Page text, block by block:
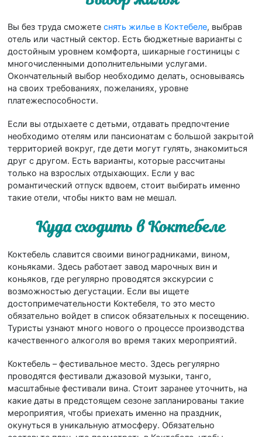
Вы без труда сможетеснять жилье в Коктебеле, выбрав
отель или частный сектор. Есть бюджетные варианты с
достойным уровнем комфорта, шикарные гостиницы с
многочисленными дополнительными услугами.
Окончательный выбор необходимо делать, основываясь
на своих требованиях, пожеланиях, уровне
платежеспособности.
Если вы отдыхаете с детьми, отдавать предпочтение
необходимо отелям или пансионатам с большой закрытой
территорией вокруг, где дети могут гулять, знакомиться
друг с другом. Есть варианты, которые рассчитаны
только на взрослых отдыхающих. Если у вас
романтический отпуск вдвоем, стоит выбирать именно
такие отели, чтобы никто вам не мешал.
Куда сходить в Коктебеле
Коктебель славится своими виноградниками, вином,
коньяками. Здесь работает завод марочных вин и
коньяков, где регулярно проводятся экскурсии с
возможностью дегустации. Если вы ищете
достопримечательности Коктебеля, то это место
обязательно войдет в список обязательных к посещению.
Туристы узнают много нового о процессе производства
качественного алкоголя во время таких мероприятий.
Коктебель – фестивальное место. Здесь регулярно
проводятся фестивали джазовой музыки, танго,
масштабные фестивали вина. Стоит заранее уточнить, на
какие даты в предстоящем сезоне запланированы такие
мероприятия, чтобы приехать именно на праздник,
окунуться в уникальную атмосферу. Обязательно